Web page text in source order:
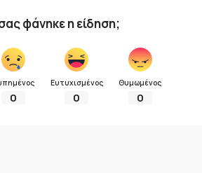
φάνηκε η είδηση;
0
Ευτυχισμένος
0
Θυμωμένος
0